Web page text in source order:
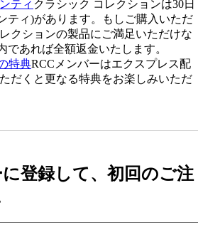
ティ クラシック コレクションは30日
ティ)があります。もしご購入いただ
クションの製品にご満足いただけな
であれば全額返金いたします。
特典RCCメンバーはエクスプレス配
だくと更なる特典をお楽しみいただ
登録して、初回のご注